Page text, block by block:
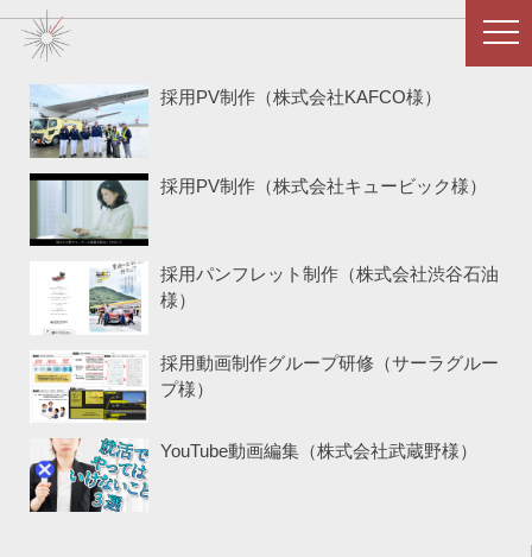
採用PV制作（株式会社KAFCO様）
採用PV制作（株式会社キュービック様）
採用パンフレット制作（株式会社渋谷石油
様）
採用動画制作グループ研修（サーラグルー
プ様）
YouTube動画編集（株式会社武蔵野様）